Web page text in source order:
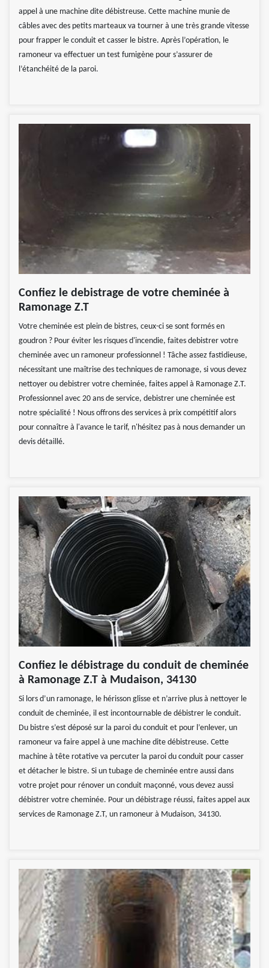
appel à une machine dite débistreuse. Cette machine munie de
câbles avec des petits marteaux va tourner à une très grande vitesse
pour frapper le conduit et casser le bistre. Après l’opération, le
ramoneur va effectuer un test fumigène pour s’assurer de
l’étanchéité de la paroi.
Confiez le debistrage de votre cheminée à
Ramonage Z.T
Votre cheminée est plein de bistres, ceux-ci se sont formés en
goudron ? Pour éviter les risques d'incendie, faites debistrer votre
cheminée avec un ramoneur professionnel ! Tâche assez fastidieuse,
nécessitant une maîtrise des techniques de ramonage, si vous devez
nettoyer ou debistrer votre cheminée, faites appel à Ramonage Z.T.
Professionnel avec 20 ans de service, debistrer une cheminée est
notre spécialité ! Nous offrons des services à prix compétitif alors
pour connaître à l'avance le tarif, n'hésitez pas à nous demander un
devis détaillé.
Confiez le débistrage du conduit de cheminée
à Ramonage Z.T à Mudaison, 34130
Si lors d’un ramonage, le hérisson glisse et n’arrive plus à nettoyer le
conduit de cheminée, il est incontournable de débistrer le conduit.
Du bistre s’est déposé sur la paroi du conduit et pour l’enlever, un
ramoneur va faire appel à une machine dite débistreuse. Cette
machine à tête rotative va percuter la paroi du conduit pour casser
et détacher le bistre. Si un tubage de cheminée entre aussi dans
votre projet pour rénover un conduit maçonné, vous devez aussi
débistrer votre cheminée. Pour un débistrage réussi, faites appel aux
services de Ramonage Z.T, un ramoneur à Mudaison, 34130.